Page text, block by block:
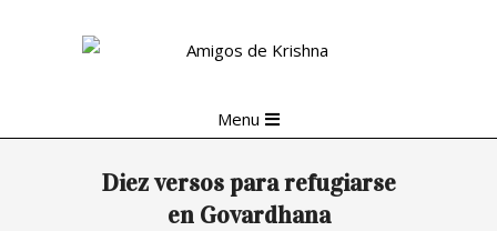
Navigation
Menu
Diez versos para refugiarse
en Govardhana